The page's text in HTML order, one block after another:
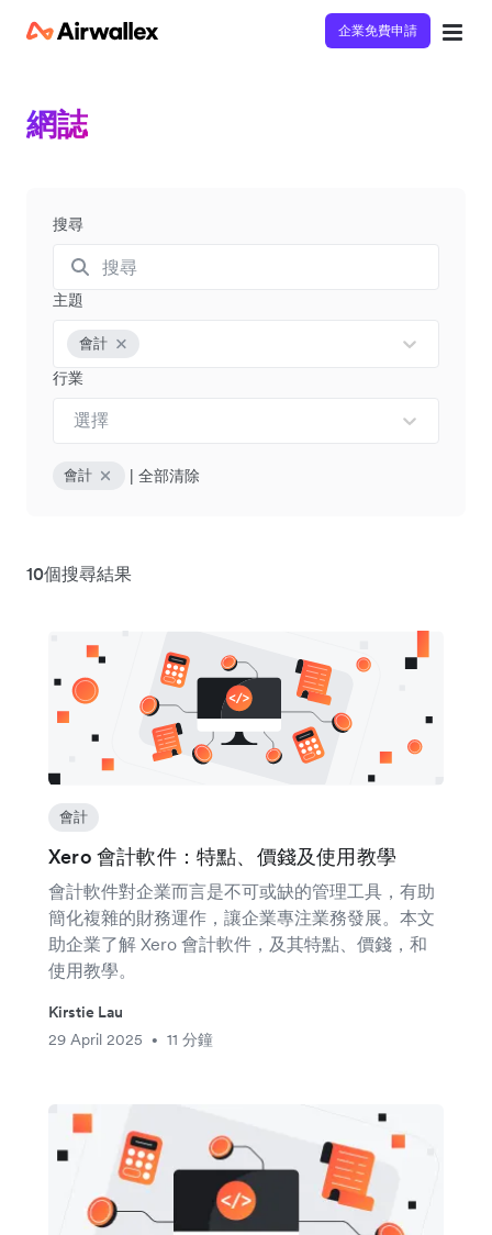
企業免費申請
網誌
搜尋
主題
會計
行業
選擇
會計 | 全部清除
10個搜尋結果
會計
Xero 會計軟件：特點、價錢及使用教學
會計軟件對企業而言是不可或缺的管理工具，有助
簡化複雜的財務運作，讓企業專注業務發展。本文
助企業了解 Xero 會計軟件，及其特點、價錢，和
使用教學。
Kirstie Lau
29 April 2025
• 11 分鐘